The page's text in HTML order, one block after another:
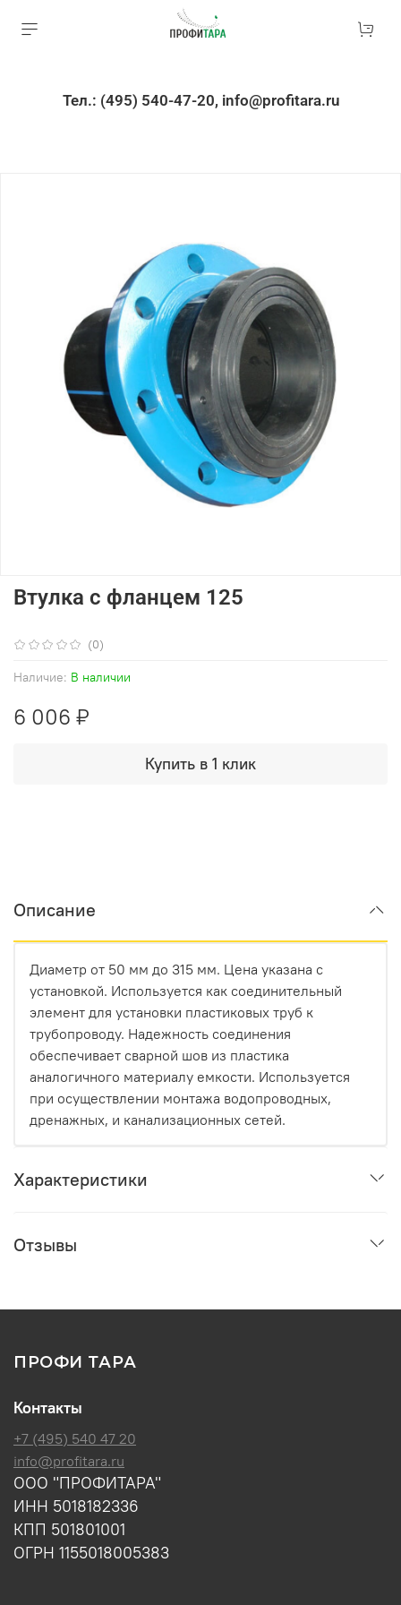
Тел.: (495) 540-47-20, info@profitara.ru
(0)
Наличие: В наличии
Втулка с фланцем 125
6 006 ₽
Купить в 1 клик
Описание
Диаметр от 50 мм до 315 мм. Цена указана с
установкой. Используется как соединительный
элемент для установки пластиковых труб к
трубопроводу. Надежность соединения
обеспечивает сварной шов из пластика
аналогичного материалу емкости. Используется
при осуществлении монтажа водопроводных,
дренажных, и канализационных сетей.
Характеристики
Отзывы
ПРОФИ ТАРА
Контакты
+7 (495) 540 47 20
info@profitara.ru
ООО "ПРОФИТАРА"
ИНН 5018182336
КПП 501801001
ОГРН 1155018005383